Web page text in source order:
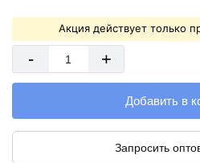
Акция действует только
- +
Добавить в
Запросить